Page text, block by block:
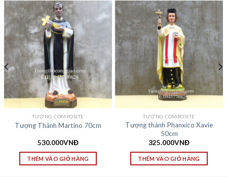
TƯỢNG COMPOSITE
Tượng Thánh Martino 70cm
530.000VNĐ
THÊM VÀO GIỎ HÀNG
TƯỢNG COMPOSITE
Tượng thánh Phanxico Xavie
50cm
325.000VNĐ
THÊM VÀO GIỎ HÀNG